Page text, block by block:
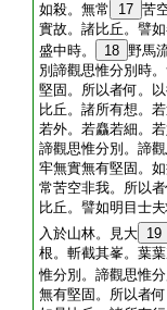
如殺。無常
17 苦
實故。諸比丘。譬
盛中時。
18 野馬
別諦觀思惟分別時
堅固。所以者何。
比丘。諸所有想。
若外。若麤若細。
諦觀思惟分別。諦
牢無實無有堅固。
常苦空非我。所以
比丘。譬如明目士
入於山林。見大 19
根。斬截其峯。葉
惟分別。諦觀思惟
無有堅固。所以者